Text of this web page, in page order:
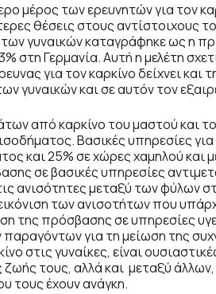
μέρος των ερευνητών για τον
θέσεις στους αντίστοιχους
των γυναικών καταγράφηκε ως η
στη Γερμανία. Αυτή η μελέτη
για τον καρκίνο δείχνει
γυναικών και σε αυτόν τον
από καρκίνο του μαστού και
Bασικές υπηρεσίες για
και 25% σε χώρες χαμηλού και
σε βασικές υπηρεσίες
ανισότητες μεταξύ των φύλων
των ανισοτήτων που
της πρόσβασης σε υπηρεσίες
για τη μείωση της
στις γυναίκες, είναι
τους, αλλά και μεταξύ
τους έχουν ανάγκη.